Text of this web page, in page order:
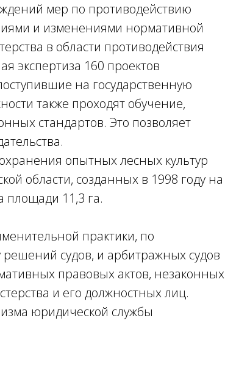
мер по противодействию
и изменениями нормативной
в области противодействия
экспертиза 160 проектов
на государственную
также проходят обучение,
стандартов. Это позволяет
опытных лесных культур
области, созданных в 1998 году на
площади 11,3 га.
практики, по
судов, и арбитражных судов
правовых актов, незаконных
и его должностных лиц.
юридической службы